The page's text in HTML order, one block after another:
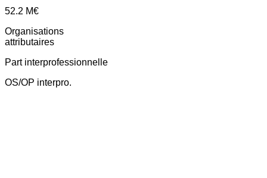
52.2 M€
Organisations
attributaires
Part interprofessionnelle
OS/OP interpro.